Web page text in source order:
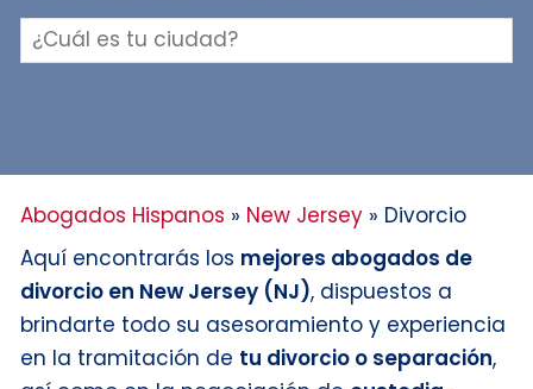
Buscar
Abogados Hispanos » New Jersey » Divorcio
Aquí encontrarás los mejores abogados de
divorcio en New Jersey (NJ), dispuestos a
brindarte todo su asesoramiento y experiencia
en la tramitación de tu divorcio o separación,